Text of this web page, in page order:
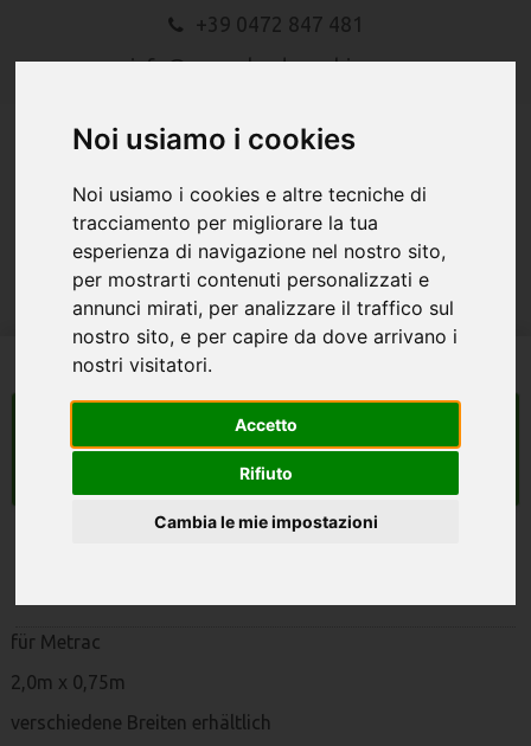
Noi usiamo i cookies
Noi usiamo i cookies e altre tecniche di
tracciamento per migliorare la tua
esperienza di navigazione nel nostro sito,
per mostrarti contenuti personalizzati e
annunci mirati, per analizzare il traffico sul
nostro sito, e per capire da dove arrivano i
nostri visitatori.
Accetto
Rifiuto
Cambia le mie impostazioni
+39 0472 847 481
info@gasserlandmaschinen.com
MENU
für Metrac
2,0m x 0,75m
verschiedene Breiten erhältlich